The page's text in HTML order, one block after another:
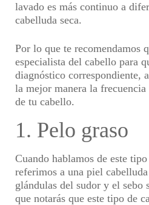
lavado es más continuo a
cabelluda seca.
Por lo que te recomendamos
especialista del cabello para
diagnóstico correspondiente,
la mejor manera la
de tu cabello.
1. Pelo graso
Cuando hablamos de este
referimos a una piel
glándulas del sudor y el sebo
que notarás que este tipo de